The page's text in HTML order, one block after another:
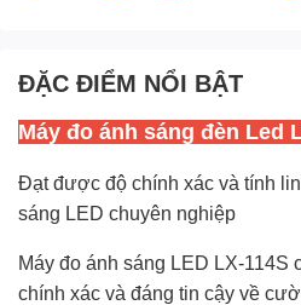
ĐẶC ĐIỂM NỔI BẬT
Máy đo ánh sáng đèn Led
Đạt được độ chính xác và tính
sáng LED chuyên nghiệp
Máy đo ánh sáng LED LX-114S
chính xác và đáng tin cậy về